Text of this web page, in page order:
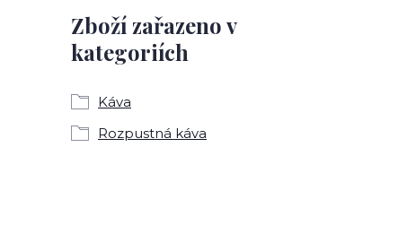
Zboží zařazeno v
kategoriích
Káva
Rozpustná káva